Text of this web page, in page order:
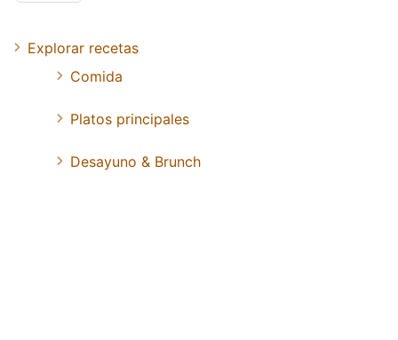
Explorar recetas
Comida
Platos principales
Desayuno & Brunch